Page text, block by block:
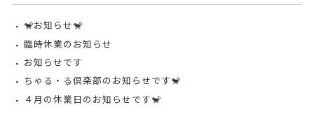
🐒お知らせ🐒
臨時休業のお知らせ
お知らせです
ちゃる・る倶楽部のお知らせです🐒
４月の休業日のお知らせです🐒